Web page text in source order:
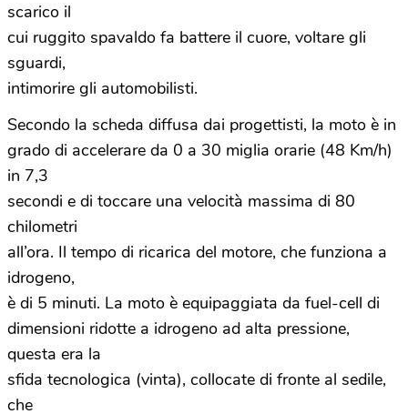
scarico il
cui ruggito spavaldo fa battere il cuore, voltare gli
sguardi,
intimorire gli automobilisti.
Secondo la scheda diffusa dai progettisti, la moto è in
grado di accelerare da 0 a 30 miglia orarie (48 Km/h)
in 7,3
secondi e di toccare una velocità massima di 80
chilometri
all’ora. Il tempo di ricarica del motore, che funziona a
idrogeno,
è di 5 minuti. La moto è equipaggiata da fuel-cell di
dimensioni ridotte a idrogeno ad alta pressione,
questa era la
sfida tecnologica (vinta), collocate di fronte al sedile,
che